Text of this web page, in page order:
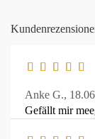
Anke G.,
Gefällt mir